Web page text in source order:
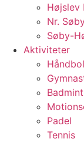
Højslev
Nr.
Søby-
Aktiviteter
Padel
Tennis